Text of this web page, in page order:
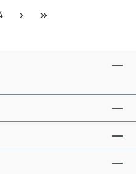
F13 auf dem
fluoreszierend- 10
historische